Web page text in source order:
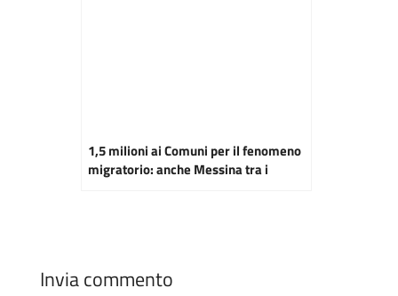
1,5 milioni ai Comuni per il fenomeno
migratorio: anche Messina tra i
Invia commento